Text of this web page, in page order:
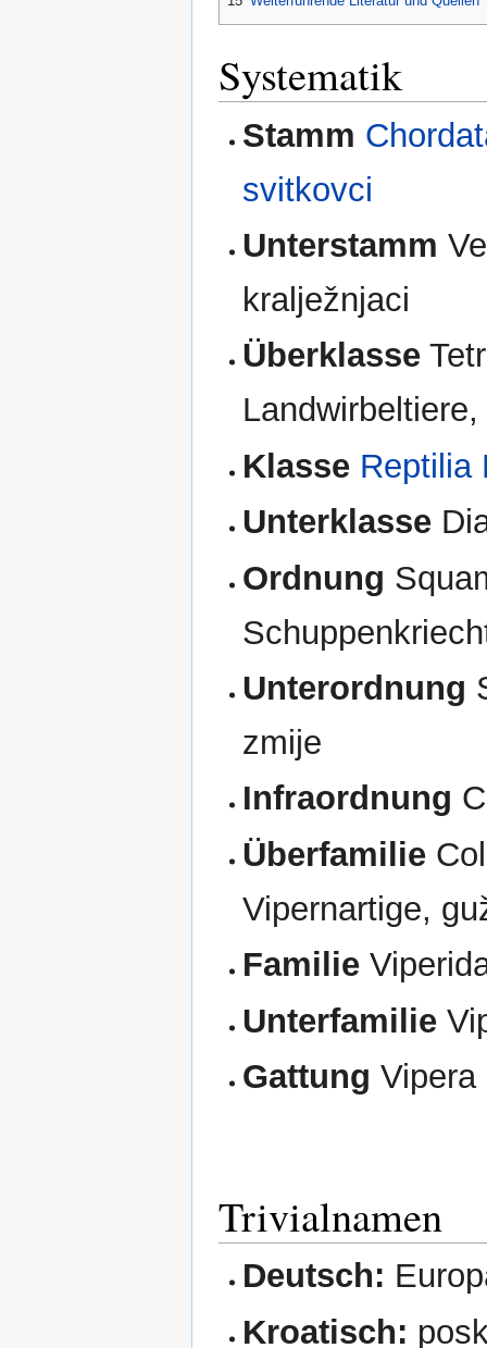
Systematik
Stamm
svitkovci
Unterstamm
kralježnjaci
Überklasse
Klasse Reptilia
Unterklasse
Ordnung
Unterordnung
zmije
Infraordnung
Überfamilie
Vipernartige,
Familie
Unterfamilie
Gattung Vipera
Trivialnamen
Deutsch:
Kroatisch: